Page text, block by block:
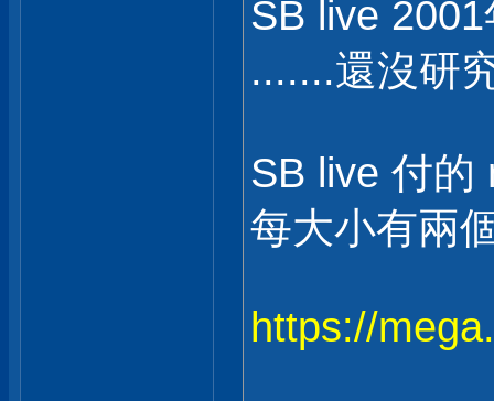
SB live
.......還沒研
SB live 付的
每大小有兩
https://